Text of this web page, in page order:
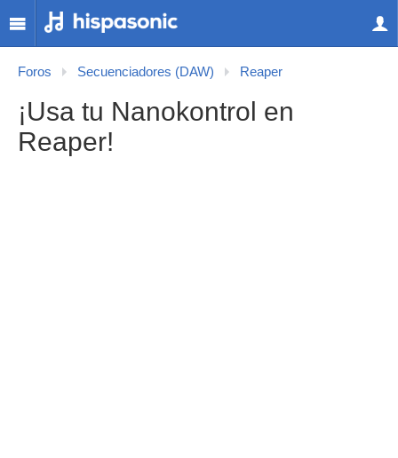
Foros Secuenciadores (DAW) Reaper
¡Usa tu Nanokontrol en
Reaper!